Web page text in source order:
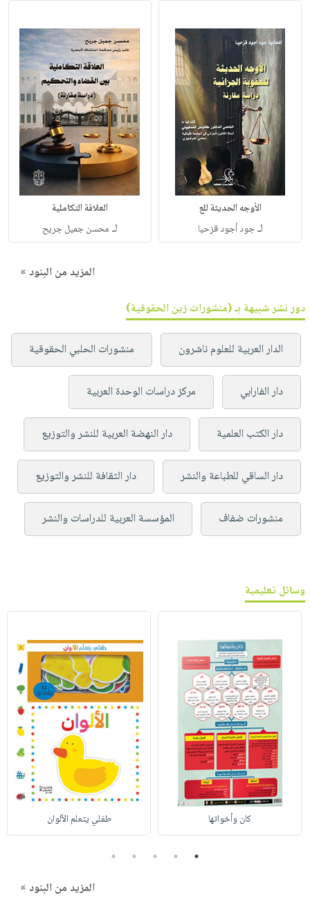
الأوجه الحديثة للع
لـجود أجود قزحيا
العلاقة التكاملية
لـ محسن جميل جريح
المزيد من البنود »
دور نشر شبيهة بـ (منشورات زين الحقوقية)
الدار العربية للعلوم ناشرون منشورات الحلبي الحقوقية
دار الفارابي مركز دراسات الوحدة العربية
دار الكتب العلمية دار النهضة العربية للنشر والتوزيع
دار الساقي للطباعة والنشر دار الثقافة للنشر والتوزيع
منشورات ضفاف المؤسسة العربية للدراسات والنشر
وسائل تعليمية
كان وأخواتها طفلي يتعلم الألوان
1
2
3
4
5
المزيد من البنود »